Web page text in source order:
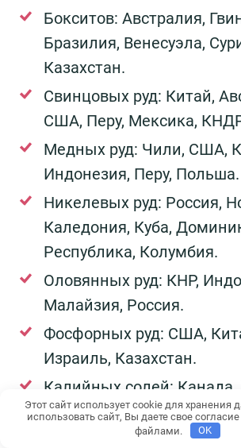
Бокситов: Австралия,
Бразилия, Венесуэла,
Казахстан.
Свинцовых руд: Китай,
США, Перу, Мексика,
Медных руд: Чили, США,
Индонезия, Перу, Польша.
Никелевых руд: Россия,
Каледония, Куба,
Республика, Колумбия.
Оловянных руд: КНР,
Малайзия, Россия.
Фосфорных руд: США,
Израиль, Казахстан.
Калийных солей: Канада,
Франция, США.
Серы: Россия, Канада,
Этот сайт использует cookie для хранения
использовать сайт, Вы даете свое
файлами.
OK